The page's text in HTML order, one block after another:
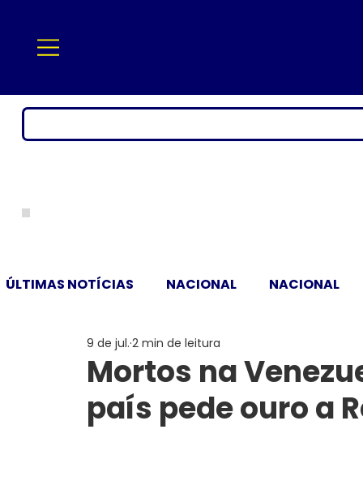
ÚLTIMAS NOTÍCIAS NACIONAL NACIONAL
Mortos na
país pede ouro a
9 de jul. 2 min de leitura